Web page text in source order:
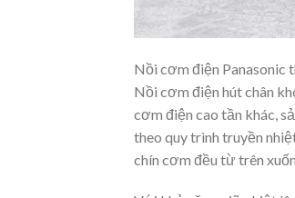
Nồi cơm điện
Nồi cơm điện hút chân
cơm điện cao tần khác,
theo quy trình truyền
chín cơm đều từ trên